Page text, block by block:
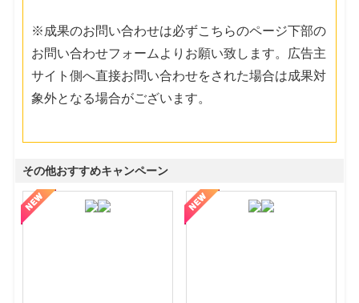
※成果のお問い合わせは必ずこちらのページ下部の
お問い合わせフォームよりお願い致します。広告主
サイト側へ直接お問い合わせをされた場合は成果対
象外となる場合がございます。
その他おすすめキャンペーン